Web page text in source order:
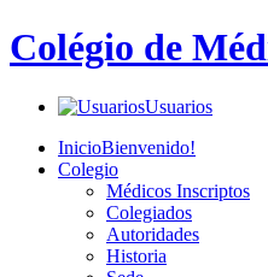
Colégio de
Usuarios
InicioBienvenido!
Colegio
Médicos Inscriptos
Colegiados
Autoridades
Historia